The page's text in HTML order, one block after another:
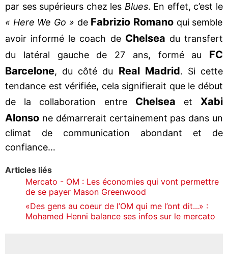
par ses supérieurs chez les Blues. En effet, c’est le
« Here We Go » de Fabrizio Romano qui semble
avoir informé le coach de Chelsea du transfert
du latéral gauche de 27 ans, formé au FC
Barcelone, du côté du Real Madrid. Si cette
tendance est vérifiée, cela signifierait que le début
de la collaboration entre Chelsea etXabi
Alonso ne démarrerait certainement pas dans un
climat de communication abondant et de
confiance…
Articles liés
Mercato - OM : Les économies qui vont permettre
de se payer Mason Greenwood
«Des gens au coeur de l’OM qui me l’ont dit...» :
Mohamed Henni balance ses infos sur le mercato